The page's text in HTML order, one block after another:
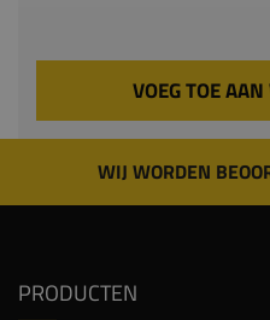
VOEG TOE
WIJ WORDEN
PRODUCTEN